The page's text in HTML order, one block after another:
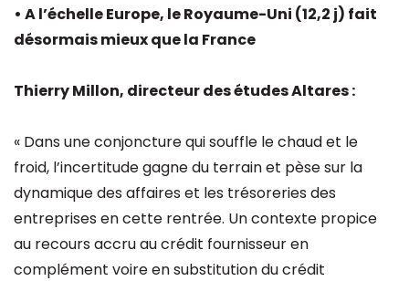
• A l’échelle Europe, le Royaume-Uni (12,2 j) fait
désormais mieux que la France
Thierry Millon, directeur des études Altares :
« Dans une conjoncture qui souffle le chaud et le
froid, l’incertitude gagne du terrain et pèse sur la
dynamique des affaires et les trésoreries des
entreprises en cette rentrée. Un contexte propice
au recours accru au crédit fournisseur en
complément voire en substitution du crédit